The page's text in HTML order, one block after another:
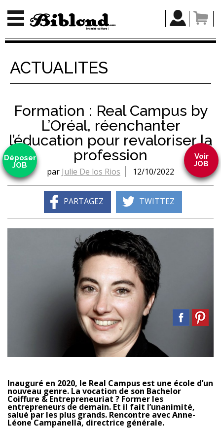
ACTUALITÉS
Voir
JOB
Déposer
JOB
Formation : Real Campus by
L’Oréal, réenchanter
l’éducation pour revaloriser la
profession
par Julie De los Rios 12/10/2022
TWITTEZ
PARTAGEZ
Inauguré en 2020, le Real Campus est une école d’un
nouveau genre. La vocation de son Bachelor
Coiffure & Entrepreneuriat ? Former les
entrepreneurs de demain. Et il fait l’unanimité,
salué par les plus grands. Rencontre avec Anne-
Léone Campanella, directrice générale.